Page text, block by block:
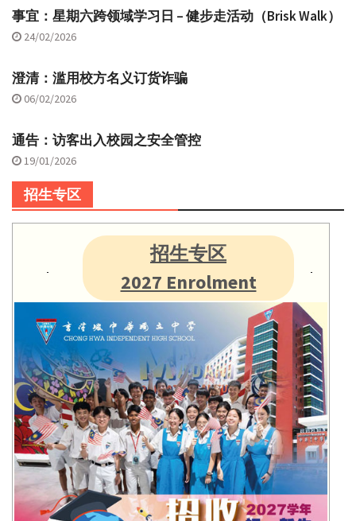
事宜：星期六跨领域学习日 – 健步走活动（Brisk Walk）
24/02/2026
澄清：滥用校方名义订货诈骗
06/02/2026
通告：访客出入校园之安全管控
19/01/2026
招生专区
招生专区
2027 Enrolment